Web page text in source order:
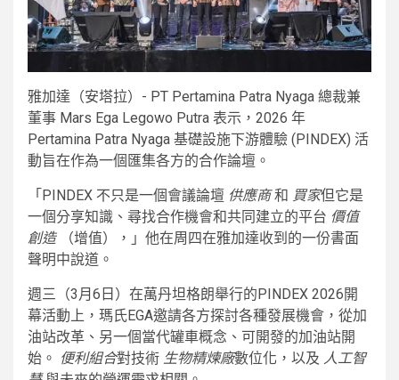
雅加達（安塔拉）- PT Pertamina Patra Nyaga 總裁兼
董事 Mars Ega Legowo Putra 表示，2026 年
Pertamina Patra Nyaga 基礎設施下游體驗 (PINDEX) 活
動旨在作為一個匯集各方的合作論壇。
「PINDEX 不只是一個會議論壇 供應商和 買家但它是
一個分享知識、尋找合作機會和共同建立的平台 價值
創造（增值），」他在周四在雅加達收到的一份書面
聲明中說道。
週三（3月6日）在萬丹坦格朗舉行的PINDEX 2026開
幕活動上，瑪氏EGA邀請各方探討各種發展機會，從加
油站改革、另一個當代罐車概念、可開發的加油站開
始。 便利組合對技術 生物精煉廠數位化，以及 人工智